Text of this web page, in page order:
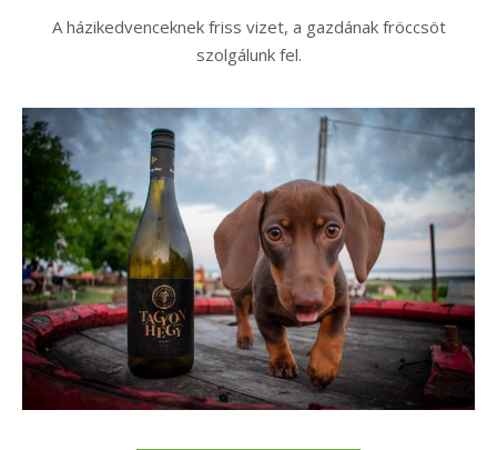
A házikedvenceknek friss vizet, a gazdának fröccsöt
szolgálunk fel.